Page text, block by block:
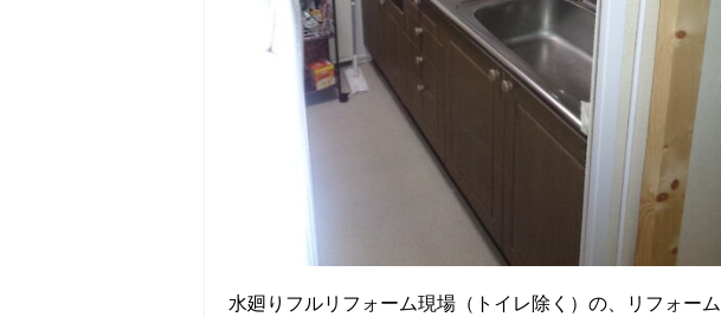
水廻りフルリフォーム現場（トイレ除く）の、リフォーム